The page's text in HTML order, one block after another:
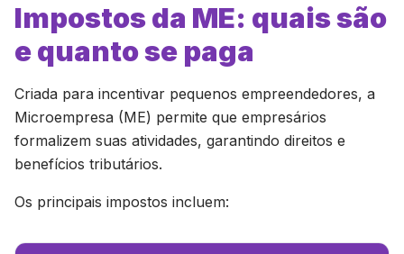
Impostos da ME: quais são
e quanto se paga
Criada para incentivar pequenos empreendedores, a
Microempresa (ME) permite que empresários
formalizem suas atividades, garantindo direitos e
benefícios tributários.
Os principais impostos incluem: